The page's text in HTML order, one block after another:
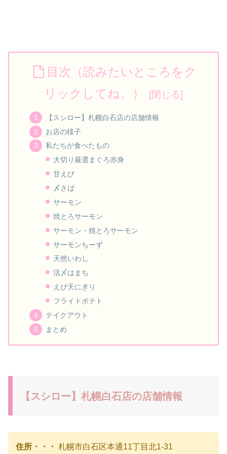
目次（読みたいところをク
リックしてね。）
【スシロー】札幌白石店の店舗情報
お店の様子
私たちが食べたもの
大切り厳選まぐろ赤身
甘えび
〆さば
サーモン
焼とろサーモン
サーモン・焼とろサーモン
サーモンちーず
天然いわし
活〆はまち
えび天にぎり
フライドポテト
テイクアウト
まとめ
【スシロー】札幌白石店の店舗情報
住所・・・ 札幌市白石区本通11丁目北1-31